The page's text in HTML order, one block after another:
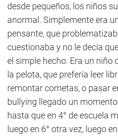
desde pequeños, los niños
anormal. Simplemente era
pensante, que
cuestionaba y no le decía
el simple hecho. Era un niño
la pelota, que prefería leer
remontar cometas, o pasar
bullying llegado un
hasta que en 4° de escuela
luego en 6° otra vez, luego